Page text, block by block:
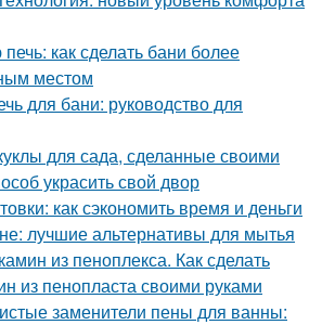
как сделать бани более
местом
для бани: руководство для
для сада, сделанные своими
украсить свой двор
как сэкономить время и деньги
лучшие альтернативы для мытья
из пеноплекса. Как сделать
из пенопласта своими руками
заменители пены для ванны: